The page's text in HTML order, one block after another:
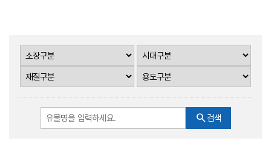
search검색